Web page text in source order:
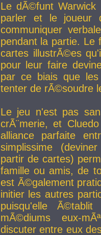
Le dÃ©funt Warwick
parler et le joueur
communiquer
pendant la partie. Le
cartes illustrÃ©es
pour leur faire
par ce biais que
tenter de rÃ©soudre
Le jeu n'est pas
crÃ¨merie, et
alliance parfaite
simplissime
partir de cartes)
famille ou amis, de
est Ã©galement
initier les autres
puisqu'elle
mÃ©diums eux-
discuter entre eux